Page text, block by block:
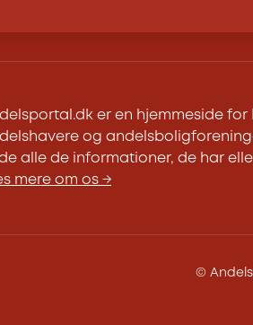
er en hjemmeside for
og
alle de informationer, de har
mere om os →
©